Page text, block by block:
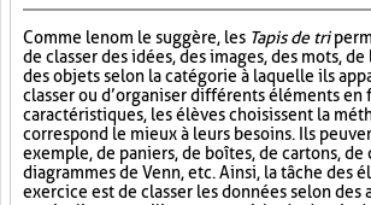
Comme le nom le suggère, les Tapis de tri
de classer des idées, des images, des mots,
des objets selon la catégorie à laquelle ils
classer ou d’organiser différents éléments en
caractéristiques, les élèves choisissent la
correspond le mieux à leurs besoins. Ils
exemple, de paniers, de boîtes, de cartons, de
diagrammes de Venn, etc. Ainsi, la tâche des
exercice est de classer les données selon des